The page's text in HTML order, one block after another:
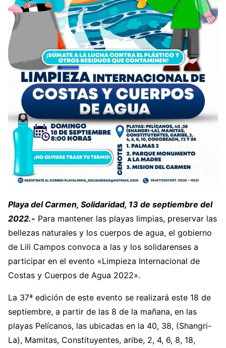
Playa del Carmen, Solidaridad, 13 de septiembre del
2022.- Para mantener las playas limpias, preservar las
bellezas naturales y los cuerpos de agua, el gobierno
de Lili Campos convoca a las y los solidarenses a
participar en el evento «Limpieza Internacional de
Costas y Cuerpos de Agua 2022».
La 37ª edición de este evento se realizará este 18 de
septiembre, a partir de las 8 de la mañana, en las
playas Pelícanos, las ubicadas en la 40, 38, (Shangri-
La), Mamitas, Constituyentes, aribe, 2, 4, 6, 8, 18,